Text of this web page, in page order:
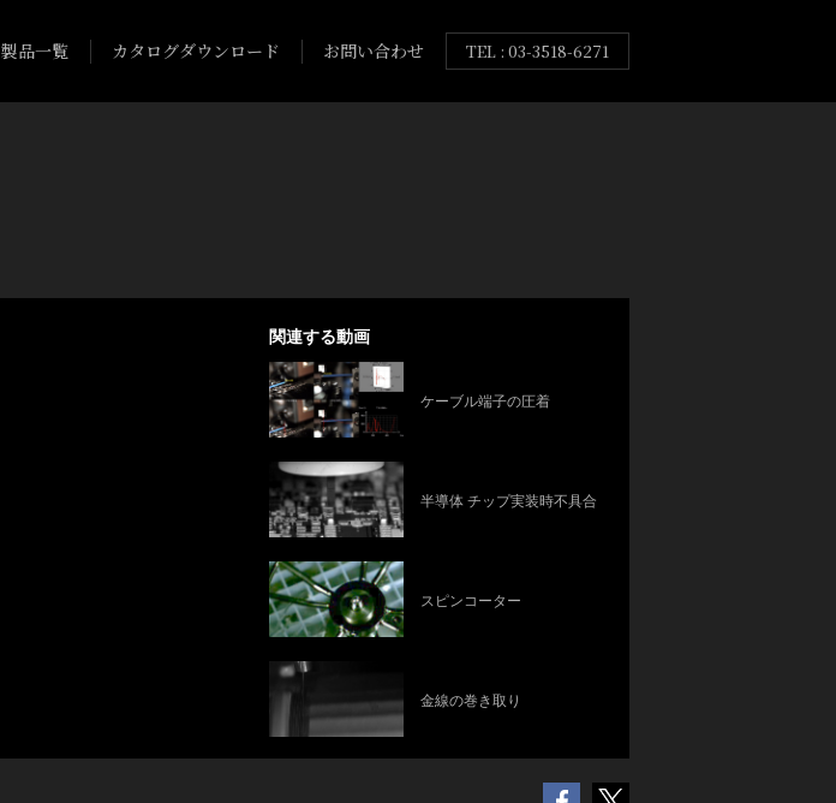
製品一覧 カタログダウンロード お問い合わせ TEL : 03-3518-6271
関連する動画
ケーブル端子の圧着
半導体 チップ実装時不具合
スピンコーター
金線の巻き取り